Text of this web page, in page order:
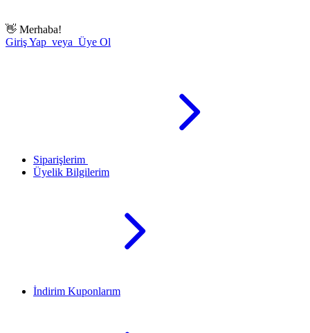
👋 Merhaba!
Giriş Yap veya Üye Ol
Siparişlerim
Üyelik Bilgilerim
İndirim Kuponlarım